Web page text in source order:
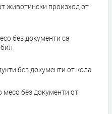
животински произход от
без документи са
без документи от кола
без документи от